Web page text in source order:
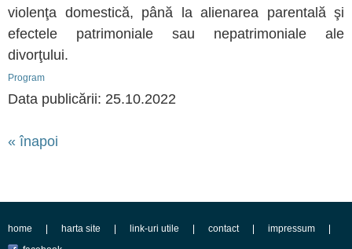
violenţa domestică, până la alienarea parentală şi
efectele patrimoniale sau nepatrimoniale ale
divorţului.
Program
Data publicării: 25.10.2022
« înapoi
home harta site link-uri utile contact
impressum